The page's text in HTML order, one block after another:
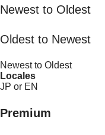
Newest to Oldest
Oldest to Newest
Newest to Oldest
Locales
JP or EN
Premium